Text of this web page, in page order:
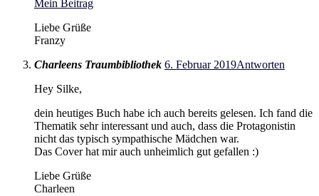
Mein Beitrag
Liebe Grüße
Franzy
Charleens Traumbibliothek 6. Februar 2019Antworten
Hey Silke,
dein heutiges Buch habe ich auch bereits gelesen. Ich fand die
Thematik sehr interessant und auch, dass die Protagonistin
nicht das typisch sympathische Mädchen war.
Das Cover hat mir auch unheimlich gut gefallen :)
Liebe Grüße
Charleen